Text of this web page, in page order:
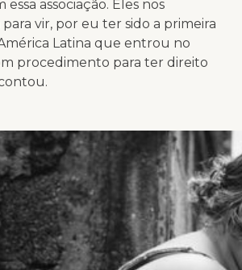
essa associação. Eles nos
vir, por eu ter sido a primeira
Latina que entrou no
procedimento para ter direito